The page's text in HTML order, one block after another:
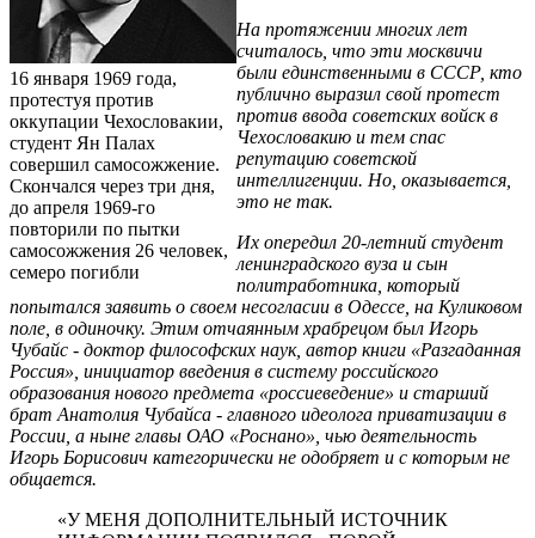
16 января 1969 года,
протестуя против
оккупации Чехословакии,
студент Ян Палах
совершил самосожжение.
Скончался через три дня,
до апреля 1969-го
повторили по пытки
самосожжения 26 человек,
семеро погибли
На протяжении многих лет
считалось, что эти москвичи
были единственными в СССР, кто
публично выразил свой протест
против ввода советских войск в
Чехословакию и тем спас
репутацию советской
интеллигенции. Но, оказывается,
это не так.
Их опередил 20-летний студент
ленинградского вуза и сын
политработника, который
попытался заявить о своем несогласии в Одессе, на Куликовом
поле, в одиночку. Этим отчаянным храбрецом был Игорь
Чубайс - доктор философских наук, ав­тор книги «Разгаданная
Россия», ини­циатор введения в систему рос­сийского
образования нового пред­мета «рос­си­е­ве­дение» и старший
брат Анатолия Чу­байса - главного идеолога приватизации в
России, а ныне главы ОАО «Роснано», чью деяте­ль­ность
Игорь Борисович ка­те­горически не одобряет и с которым не
общается.
«У МЕНЯ ДОПОЛНИТЕЛЬНЫЙ ИСТОЧНИК